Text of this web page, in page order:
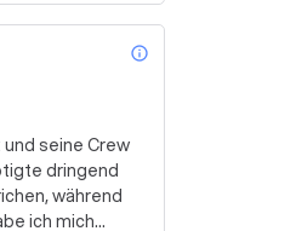
info_outline
dringend
während